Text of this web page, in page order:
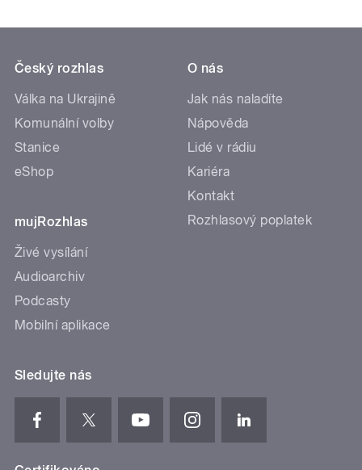
Český rozhlas
Válka na Ukrajině
Komunální volby
Stanice
eShop
mujRozhlas
Živé vysílání
Audioarchiv
Podcasty
Mobilní aplikace
O nás
Jak nás naladíte
Nápověda
Lidé v rádiu
Kariéra
Kontakt
Rozhlasový poplatek
Sledujte nás